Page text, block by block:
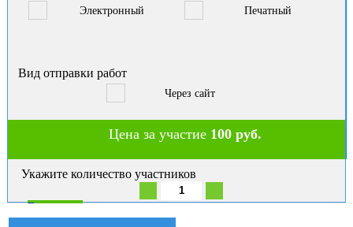
Электронный Печатный
Вид отправки работ
Через сайт
Цена за участие 100 руб.
Укажите количество участников
В корзину